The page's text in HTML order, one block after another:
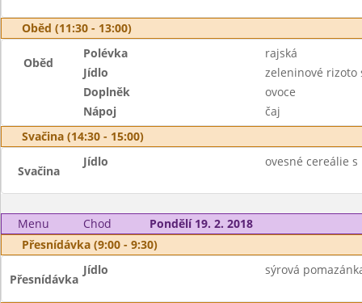
Oběd (11:30 - 13:00)
Oběd
Polévka
rajská
Jídlo
zeleninové rizoto
Doplněk
ovoce
Nápoj
čaj
Svačina (14:30 - 15:00)
Svačina
Jídlo ovesné cereálie s
Menu Chod
Pondělí 19. 2. 2018
Přesnídávka (9:00 - 9:30)
Přesnídávka
Jídlo sýrová